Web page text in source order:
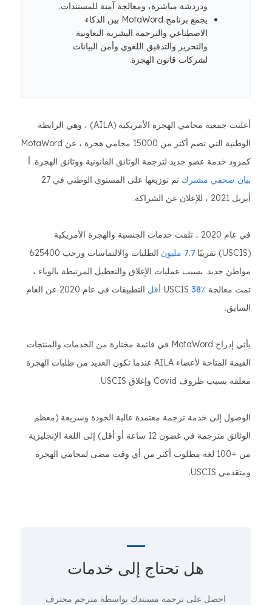
ودردشة مباشرة، ومعالجة آمنة للمستندات.
يجمع برنامج MotaWord بين الذكاء
الاصطناعي والترجمة البشرية التعاونية
والتحرير والتدقيق اللغوي وأمن البيانات
لشركات قانون الهجرة.
أعلنت جمعية محامي الهجرة الأمريكية (AILA) ، وهي الرابطة
الوطنية التي تضم أكثر من 15000 محامي هجرة ، عن MotaWord
كمزود خدمة عضو جديد لترجمة الوثائق القانونية ووثائق الهجرة. أ
بيان صحفي مشترك
تم توزيعها على المستوى الوطني في 27
أبريل 2021 ، للإعلان عن الشراكة.
في عام 2020 ، تلقت خدمات الجنسية والهجرة الأمريكية
(USCIS) تقريبًا
الطلبات والالتماسات ورحب 625400
مواطن جديد. بسبب عمليات الإغلاق والتعطيل المرتبطة بالوباء ،
تمت معالجة USCIS 38٪ أقل
التطبيقات في عام 2020 عن العام
السابق.
يأتي إدراج MotaWord في قائمة مختارة من الخدمات والمنتجات
القيمة المتاحة لأعضاء AILA عندما تكون العديد من طلبات الهجرة
معلقة بسبب ظروف Covid وإغلاق USCIS.
الوصول إلى خدمة ترجمة معتمدة عالية الجودة وسريعة (معظم
الوثائق مترجمة في غضون 12 ساعة أو أقل) إلى اللغة الإنجليزية
من +100 لغة مطلوب أكثر من أي وقت مضى لمحامي الهجرة
ومتقدمي USCIS.
هل تحتاج إلى خدمات
احصل على ترجمة مستندك بواسطة مترجم محترف